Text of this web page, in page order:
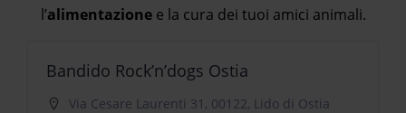
l’alimentazionee la cura dei tuoi amici animali.
Bandido Rock’n’dogs Ostia
Via Cesare Laurenti 31, 00122, Lido di Ostia